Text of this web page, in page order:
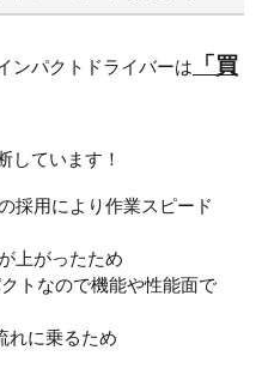
ンパクトドライバーは
「買
しています！
採用により作業スピード
上がったため
トなので機能や性能面で
れに乗るため